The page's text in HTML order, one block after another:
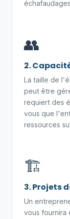
👥
2.
La taille de
peut être
requiert des
vous que
ressources
🏗️
3. Projets
Un
vous fournira